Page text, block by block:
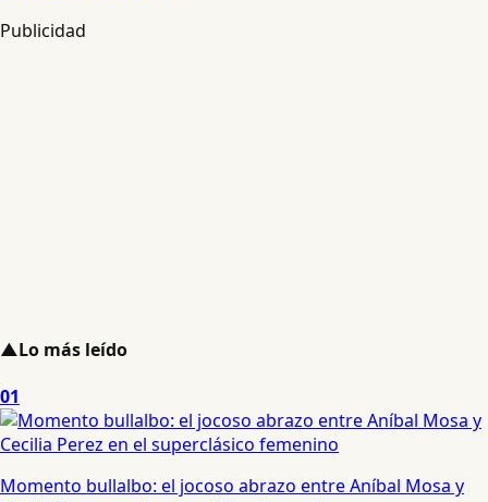
Publicidad
▲Lo más leído
01
Momento bullalbo: el jocoso abrazo entre Aníbal Mosa y